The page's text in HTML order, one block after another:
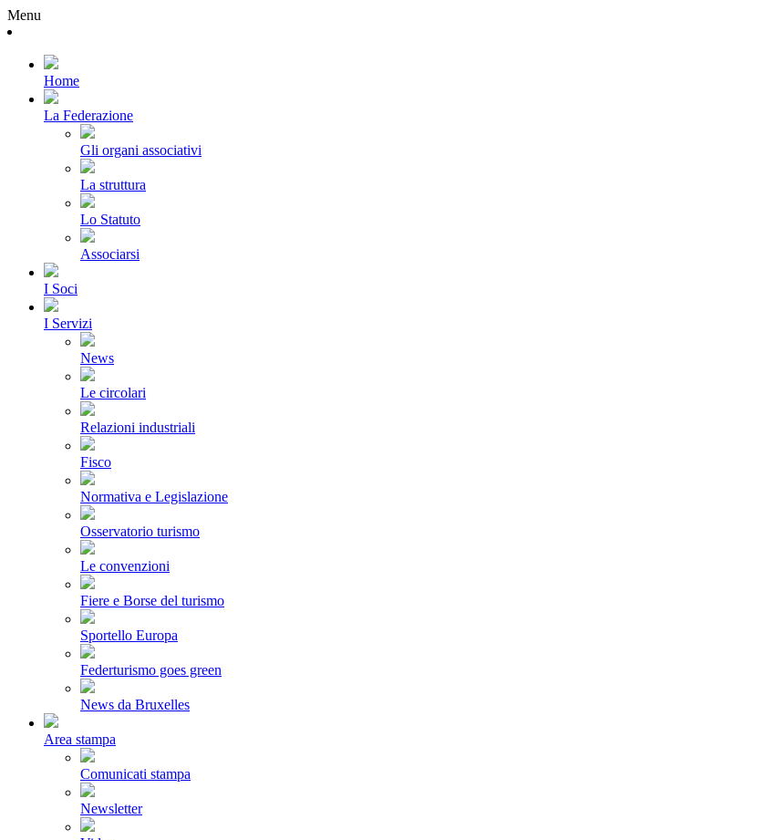
Menu
Home
La Federazione
Gli organi associativi
La struttura
Lo Statuto
Associarsi
I Soci
I Servizi
News
Le circolari
Relazioni industriali
Fisco
Normativa e Legislazione
Osservatorio turismo
Le convenzioni
Fiere e Borse del turismo
Sportello Europa
Federturismo goes green
News da Bruxelles
Area stampa
Comunicati stampa
Newsletter